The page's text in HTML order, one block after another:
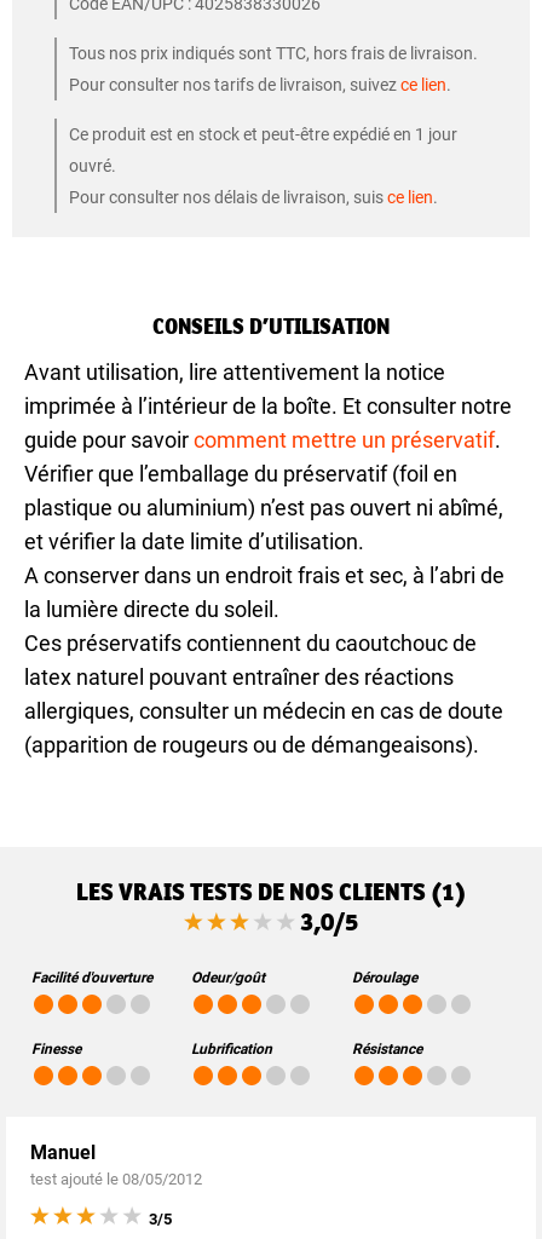
Code EAN/UPC : 4025838330026
Tous nos prix indiqués sont TTC, hors frais de livraison.
Pour consulter nos tarifs de livraison, suivezce lien.
Ce produit est en stock et peut-être expédié en 1 jour
ouvré.
Pour consulter nos délais de livraison, suisce lien.
CONSEILS D’UTILISATION
Avant utilisation, lire attentivement la notice
imprimée à l’intérieur de la boîte. Et consulter notre
guide pour savoircomment mettre un préservatif.
Vérifier que l’emballage du préservatif (foil en
plastique ou aluminium) n’est pas ouvert ni abîmé,
et vérifier la date limite d’utilisation.
A conserver dans un endroit frais et sec, à l’abri de
la lumière directe du soleil.
Ces préservatifs contiennent du caoutchouc de
latex naturel pouvant entraîner des réactions
allergiques, consulter un médecin en cas de doute
(apparition de rougeurs ou de démangeaisons).
LES VRAIS TESTS DE NOS CLIENTS (1)
3,0/5
Facilité d'ouverture Odeur/goût Déroulage
Finesse Lubrification Résistance
Manuel
test ajouté le 08/05/2012
3/5